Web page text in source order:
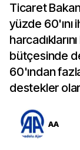
Ticaret
yüzde 60'ını
bütçesinde
60'ından
destekler
AA